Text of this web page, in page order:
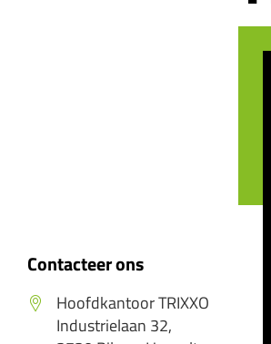
Contacteer ons
Hoofdkantoor TRIXXO
Industrielaan 32,